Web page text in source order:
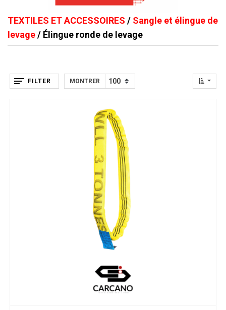
TEXTILES ET ACCESSOIRES / Sangle et élingue de
levage/ Élingue ronde de levage
FILTER MONTRER